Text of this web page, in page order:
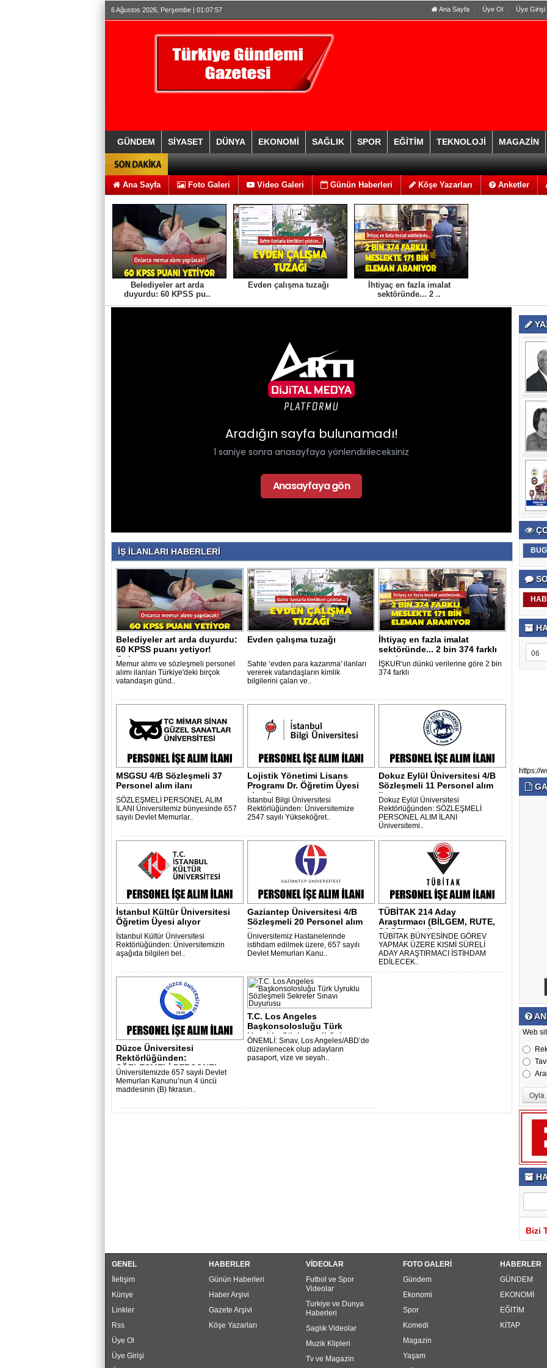
6 Ağustos 2026, Perşembe | 01:07:58 Ana Sayfa Üye Ol Üye Girişi
GÜNDEM SİYASET DÜNYA EKONOMİ SAĞLIK SPOR EĞİTİM TEKNOLOJİ MAGAZİN
Ana Sayfa Foto Galeri Video Galeri Günün Haberleri Köşe Yazarları Anketler
Belediyeler art arda
duyurdu: 60 KPSS pu..
Evden çalışma tuzağı
İhtiyaç en fazla imalat
sektöründe... 2 ..
https://
Web
Bizi
İŞ İLANLARI HABERLERİ
Belediyeler art arda duyurdu:
60 KPSS puanı yetiyor!
Onlarca..
Memur alımı ve sözleşmeli personel
alımı ilanları Türkiye'deki birçok
vatandaşın günd..
Evden çalışma tuzağı
Sahte ‘evden para kazanma' ilanları
vererek vatandaşların kimlik
bilgilerini çalan ve..
İhtiyaç en fazla imalat
sektöründe... 2 bin 374 farklı
mesle..
İŞKUR'un dünkü verilerine göre 2 bin
374 farklı
MSGSU 4/B Sözleşmeli 37
Personel alım ilanı
SÖZLEŞMELİ PERSONEL ALIM
İLANI Üniversitemiz bünyesinde 657
sayılı Devlet Memurlar..
Lojistik Yönetimi Lisans
Programı Dr. Öğretim Üyesi
alım ila..
İstanbul Bilgi Üniversitesi
Rektörlüğünden: Üniversitemize
2547 sayılı Yükseköğret..
Dokuz Eylül Üniversitesi 4/B
Sözleşmeli 11 Personel alım
ila..
Dokuz Eylül Üniversitesi
Rektörlüğünden: SÖZLEŞMELİ
PERSONEL ALIM İLANI
Üniversitemi..
İstanbul Kültür Üniversitesi
Öğretim Üyesi alıyor
İstanbul Kültür Üniversitesi
Rektörlüğünden: Üniversitemizin
aşağıda bilgileri bel..
Gaziantep Üniversitesi 4/B
Sözleşmeli 20 Personel alım
ilanı..
Üniversitemiz Hastanelerinde
istihdam edilmek üzere, 657 sayılı
Devlet Memurları Kanu..
TÜBİTAK 214 Aday
Araştırmacı (BİLGEM, RUTE,
SAGE) alım ilanı..
TÜBİTAK BÜNYESİNDE GÖREV
YAPMAK ÜZERE KISMİ SÜRELİ
ADAY ARAŞTIRMACI İSTİHDAM
EDİLECEK..
Düzce Üniversitesi
Rektörlüğünden:
SÖZLEŞMELİ PERSONEL
ALIM ..
Üniversitemizde 657 sayılı Devlet
Memurları Kanunu’nun 4 üncü
maddesinin (B) fıkrasın..
T.C. Los Angeles
Başkonsolosluğu Türk
Uyruklu Sözleşmeli Sek..
ÖNEMLİ: Sınav, Los Angeles/ABD’de
düzenlenecek olup adayların
pasaport, vize ve seyah..
GENEL
İletişim
Künye
Linkler
Rss
Üye Ol
Üye Girişi
HABERLER
Günün Haberleri
Haber Arşivi
Gazete Arşivi
Köşe Yazarları
VİDEOLAR
Futbol ve Spor
Videolar
Turkiye ve Dunya
Haberleri
Saglık Videolar
Muzik Klipleri
Tv ve Magazin
FOTO GALERİ
Gündem
Ekonomi
Spor
Komedi
Magazin
Yaşam
HABERLER
GÜNDEM
EKONOMİ
EĞİTİM
KİTAP